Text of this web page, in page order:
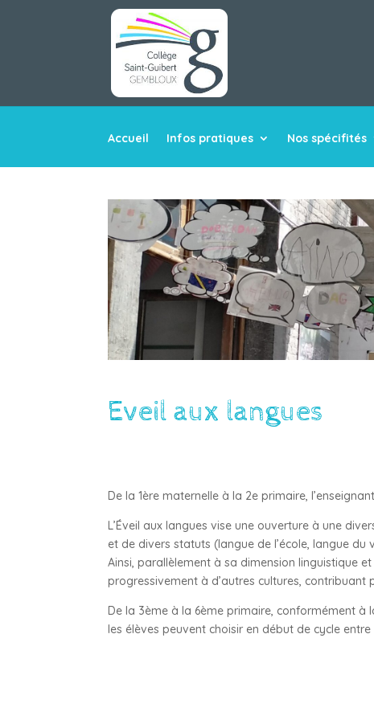
Accueil Infos pratiques Nos spécifités
Eveil aux langues
De la 1ère maternelle à la 2e primaire,
L’Éveil aux langues vise une ouverture à une
et de divers statuts (langue de l’école, langue du
Ainsi, parallèlement à sa dimension linguistique
progressivement à d’autres cultures,
De la 3ème à la 6ème primaire, conformément à
les élèves peuvent choisir en début de cycle entre